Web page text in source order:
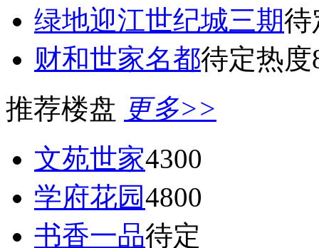
绿地迎江世纪城三期待
财和世家名都待定热度
推荐楼盘 更多>>
文苑世家4300
学府花园4800
书香一品待定